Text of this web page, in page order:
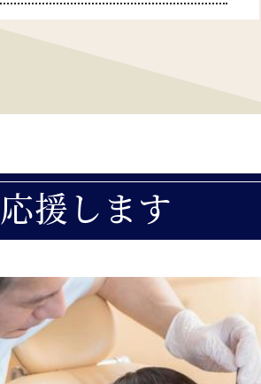
援します